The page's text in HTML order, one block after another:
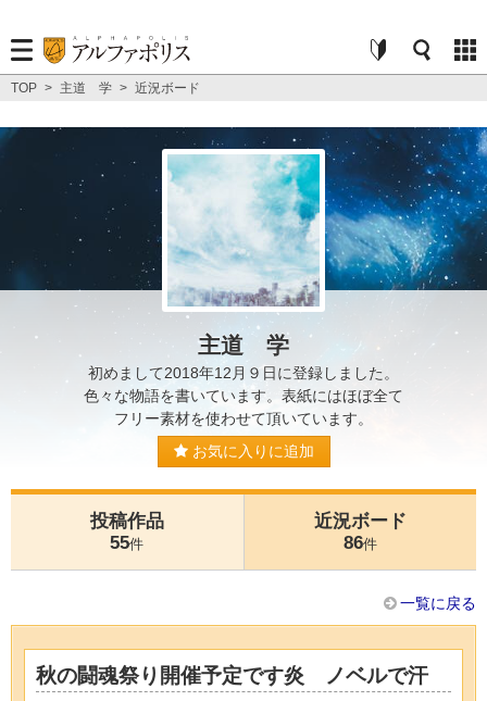
TOP > 主道 学 > 近況ボード
主道 学
初めまして2018年12月９日に登録しました。
色々な物語を書いています。表紙にはほぼ全て
フリー素材を使わせて頂いています。
お気に入りに追加
投稿作品
55件
近況ボード
86件
一覧に戻る
秋の闘魂祭り開催予定です炎 ノベルで汗